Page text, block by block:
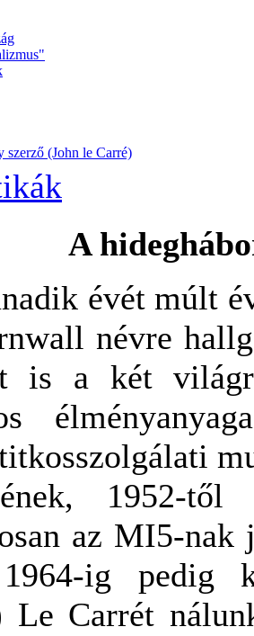
szerző (John le Carré)
A
évét múlt
névre
is a két
1952-
az MI5-
ig pedig
Le Carrét